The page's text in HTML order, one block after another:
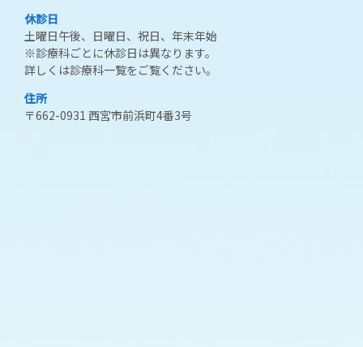
休診日
土曜日午後、日曜日、祝日、年末年始
※診療科ごとに休診日は異なります。
詳しくは診療科一覧をご覧ください。
住所
〒662-0931 西宮市前浜町4番3号